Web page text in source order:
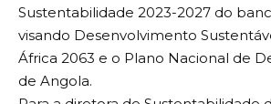
Sustentabilidade 2023-2027 do
visando Desenvolvimento
África 2063 e o Plano Nacional de
de Angola.